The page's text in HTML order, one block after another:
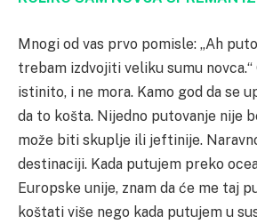
Mnogi od vas prvo pomisle: „Ah
trebam izdvojiti veliku sumu
istinito, i ne mora. Kamo god da se
da to košta. Nijedno putovanje nije
može biti skuplje ili jeftinije.
destinaciji. Kada putujem preko
Europske unije, znam da će me taj
koštati više nego kada putujem u